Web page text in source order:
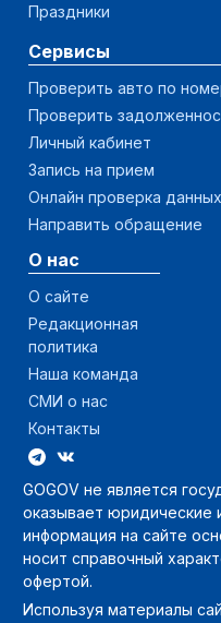
Праздники
Сервисы
Проверить авто по
Проверить
Личный кабинет
Запись на прием
Онлайн проверка данных
Направить обращение
О нас
О сайте
Редакционная
политика
Наша команда
СМИ о нас
Контакты
GOGOV не является
оказывает юридические
информация на сайте
носит справочный
офертой.
Используя материалы